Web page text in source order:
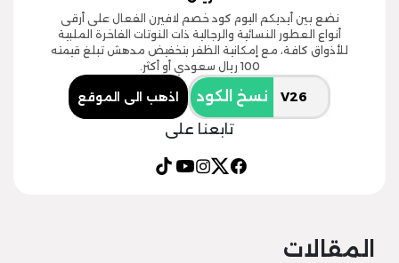
نضع بين أيديكم اليوم كود خصم لافيرن الفعال على أرقى
أنواع العطور النسائية والرجالية ذات النوتات الفاخرة الملبية
للأذواق كافة، مع إمكانية الظفر بتخفيض مدهش تبلغ قيمته
100 ريال سعودي أو أكثر.
نسخ الكود اذهب الى الموقع
تابعنا على
المقالات